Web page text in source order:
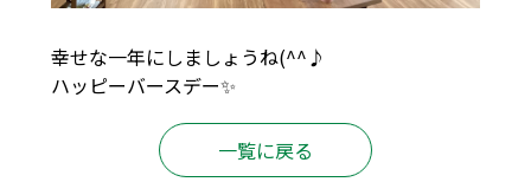
幸せな一年にしましょうね(^^♪
ハッピーバースデー✨
一覧に戻る